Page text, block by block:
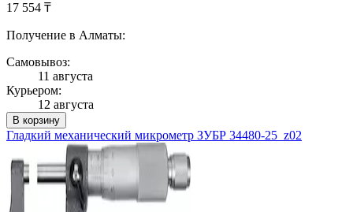
17 554 ₸
Получение в Алматы:
Самовывоз:
11 августа
Курьером:
12 августа
В корзину
Гладкий механический микрометр ЗУБР 34480-25_z02